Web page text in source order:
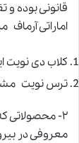
قانونی بوده
اماراتی آرماف
کلاب دی نویت
ترس نویت
۲- محصولاتی
معروفی در